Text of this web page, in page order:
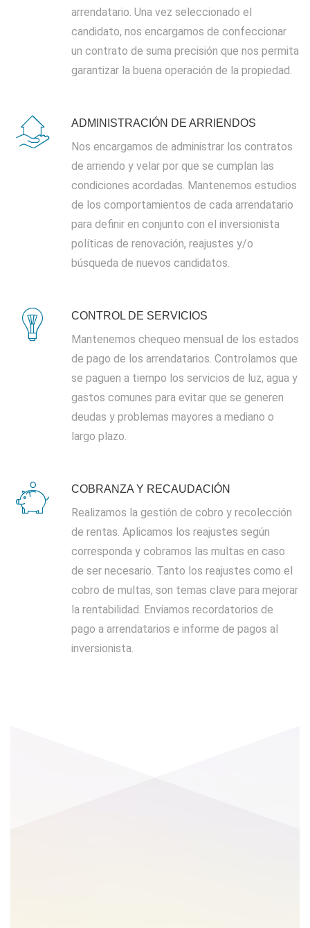
arrendatario. Una vez seleccionado el
candidato, nos encargamos de confeccionar
un contrato de suma precisión que nos permita
garantizar la buena operación de la propiedad.
ADMINISTRACIÓN DE ARRIENDOS
Nos encargamos de administrar los contratos
de arriendo y velar por que se cumplan las
condiciones acordadas. Mantenemos estudios
de los comportamientos de cada arrendatario
para definir en conjunto con el inversionista
políticas de renovación, reajustes y/o
búsqueda de nuevos candidatos.
CONTROL DE SERVICIOS
Mantenemos chequeo mensual de los estados
de pago de los arrendatarios. Controlamos que
se paguen a tiempo los servicios de luz, agua y
gastos comunes para evitar que se generen
deudas y problemas mayores a mediano o
largo plazo.
COBRANZA Y RECAUDACIÓN
Realizamos la gestión de cobro y recolección
de rentas. Aplicamos los reajustes según
corresponda y cobramos las multas en caso
de ser necesario. Tanto los reajustes como el
cobro de multas, son temas clave para mejorar
la rentabilidad. Enviamos recordatorios de
pago a arrendatarios e informe de pagos al
inversionista.